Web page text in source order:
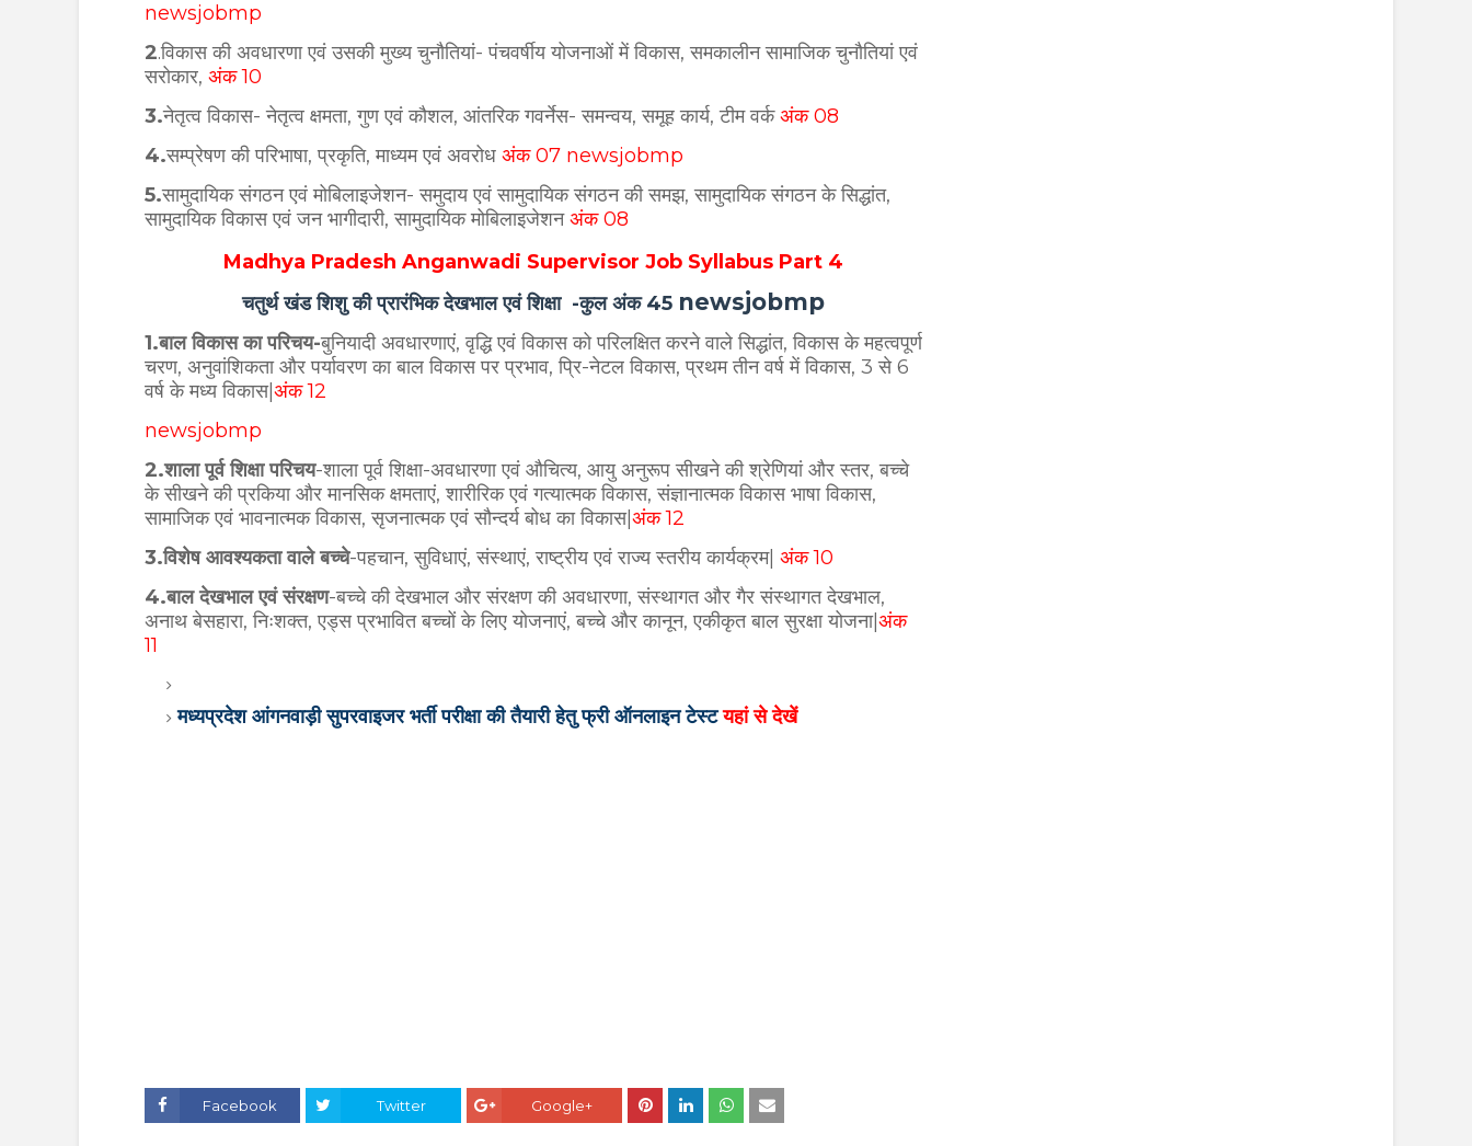
newsjobmp
2.विकास की अवधारणा एवं उसकी मुख्य चुनौतियां- पंचवर्षीय योजनाओं में विकास, समकालीन सामाजिक चुनौतियां एवं
सरोकार, अंक 10
3.नेतृत्व विकास- नेतृत्व क्षमता, गुण एवं कौशल, आंतरिक गवर्नेस- समन्वय, समूह कार्य, टीम वर्कअंक 08
4.सम्प्रेषण की परिभाषा, प्रकृति, माध्यम एवं अवरोध अंक 07 newsjobmp
5.सामुदायिक संगठन एवं मोबिलाइजेशन- समुदाय एवं सामुदायिक संगठन की समझ, सामुदायिक संगठन के सिद्धांत,
सामुदायिक विकास एवं जन भागीदारी, सामुदायिक मोबिलाइजेशनअंक 08
Madhya Pradesh Anganwadi Supervisor Job Syllabus Part 4
चतुर्थ खंड शिशु की प्रारंभिक देखभाल एवं शिक्षा -कुल अंक 45 newsjobmp
1.बाल विकास का परिचय-बुनियादी अवधारणाएं, वृद्धि एवं विकास को परिलक्षित करने वाले सिद्धांत, विकास के महत्वपूर्ण
चरण, अनुवांशिकता और पर्यावरण का बाल विकास पर प्रभाव, प्रि-नेटल विकास, प्रथम तीन वर्ष में विकास, 3 से 6
वर्ष के मध्य विकास|अंक 12
newsjobmp
2.शाला पूर्व शिक्षा परिचय-शाला पूर्व शिक्षा-अवधारणा एवं औचित्य, आयु अनुरूप सीखने की श्रेणियां और स्तर, बच्चे
के सीखने की प्रकिया और मानसिक क्षमताएं, शारीरिक एवं गत्यात्मक विकास, संज्ञानात्मक विकास भाषा विकास,
सामाजिक एवं भावनात्मक विकास, सृजनात्मक एवं सौन्दर्य बोध का विकास|अंक 12
3.विशेष आवश्यकता वाले बच्चे-पहचान, सुविधाएं, संस्थाएं, राष्ट्रीय एवं राज्य स्तरीय कार्यक्रम| अंक 10
4.बाल देखभाल एवं संरक्षण-बच्चे की देखभाल और संरक्षण की अवधारणा, संस्थागत और गैर संस्थागत देखभाल,
अनाथ बेसहारा, निःशक्त, एड्स प्रभावित बच्चों के लिए योजनाएं, बच्चे और कानून, एकीकृत बाल सुरक्षा योजना|अंक
11
मध्यप्रदेश आंगनवाड़ी सुपरवाइजर भर्ती परीक्षा की तैयारी हेतु फ्री ऑनलाइन टेस्टयहां से देखें
Facebook Twitter Google+